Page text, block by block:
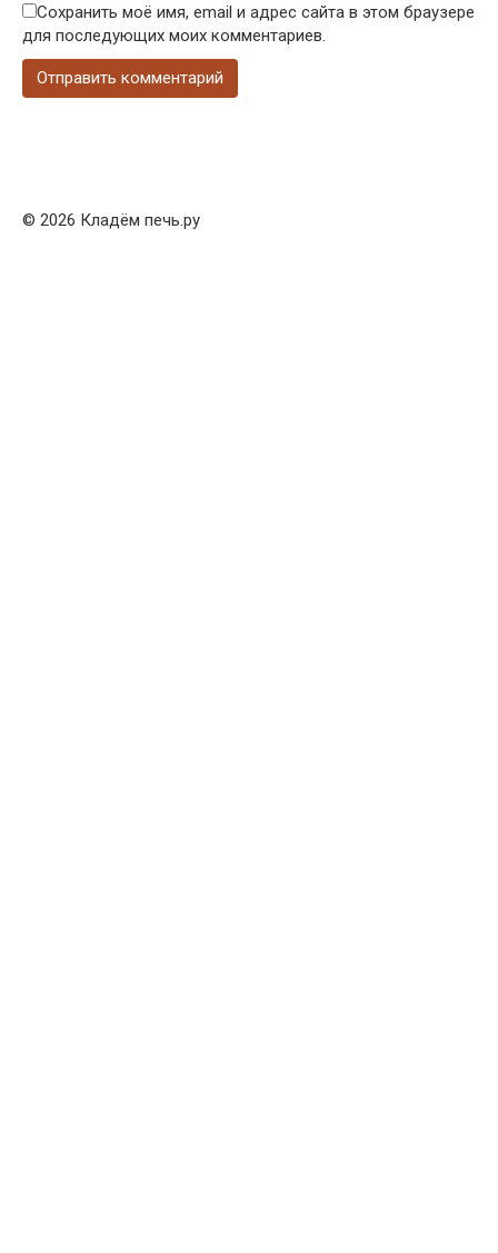
Сохранить моё имя, email и адрес сайта в этом браузере
для последующих моих комментариев.
© 2026 Кладём печь.ру